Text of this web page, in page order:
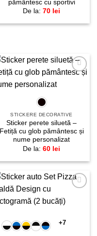
pământesc cu sportivi
De la: 70 lei
Adaugă
STICKERE DECORATIVE
Sticker perete siluetă –
Fetiță cu glob pământesc și
nume personalizat
De la: 60 lei
+7